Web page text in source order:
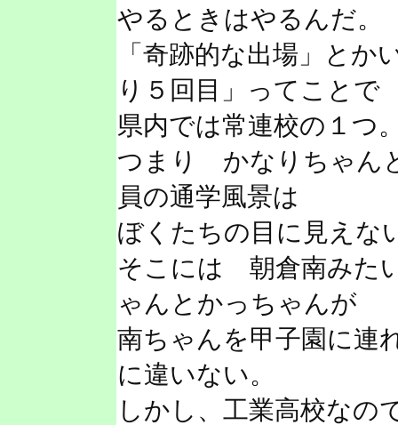
やるときはやるんだ。
「奇跡的な出場」と
り５回目」ってことで
県内では常連校の１つ
つまり かなりちゃん
員の通学風景は
ぼくたちの目に見えな
そこには 朝倉南みた
ゃんとかっちゃんが
南ちゃんを甲子園に連
に違いない。
しかし、工業高校な